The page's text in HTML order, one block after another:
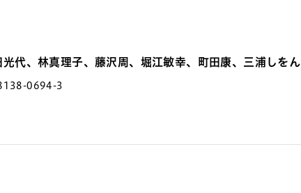
代、林真理子、藤沢周、堀江敏幸、町田康、三浦しをん
0694-3